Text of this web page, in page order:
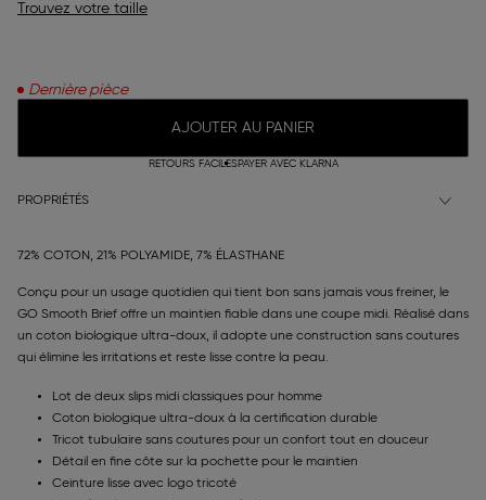
Trouvez votre taille
Dernière pièce
AJOUTER AU PANIER
RETOURS FACILESPAYER AVEC KLARNA
PROPRIÉTÉS
72% COTON, 21% POLYAMIDE, 7% ÉLASTHANE
Conçu pour un usage quotidien qui tient bon sans jamais vous freiner, le
GO Smooth Brief offre un maintien fiable dans une coupe midi. Réalisé dans
un coton biologique ultra-doux, il adopte une construction sans coutures
qui élimine les irritations et reste lisse contre la peau.
Lot de deux slips midi classiques pour homme
Coton biologique ultra-doux à la certification durable
Tricot tubulaire sans coutures pour un confort tout en douceur
Détail en fine côte sur la pochette pour le maintien
Ceinture lisse avec logo tricoté